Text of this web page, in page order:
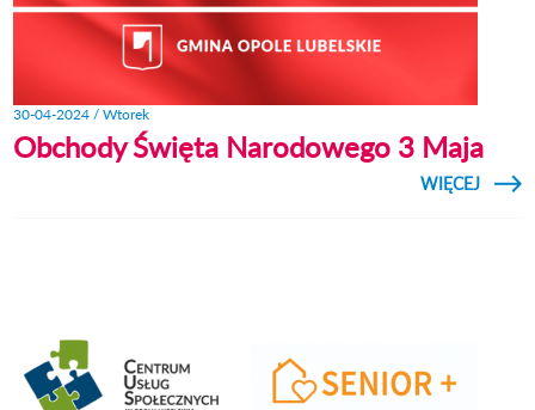
30-04-2024 / Wtorek
Obchody Święta Narodowego 3 Maja
CZYTAJ
WIĘCEJ
O